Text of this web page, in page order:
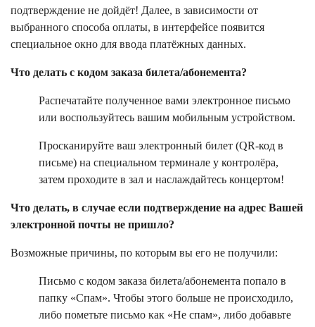
подтверждение не дойдёт! Далее, в зависимости от
выбранного способа оплаты, в интерфейсе появится
специальное окно для ввода платёжных данных.
Что делать с кодом заказа билета/абонемента?
Распечатайте полученное вами электронное письмо
или воспользуйтесь вашим мобильным устройством.
Просканируйте ваш электронный билет (QR-код в
письме) на специальном терминале у контролёра,
затем проходите в зал и наслаждайтесь концертом!
Что делать, в случае если подтверждение на адрес Вашей
электронной почты не пришло?
Возможные причины, по которым вы его не получили:
Письмо с кодом заказа билета/абонемента попало в
папку «Спам». Чтобы этого больше не происходило,
либо пометьте письмо как «Не спам», либо добавьте